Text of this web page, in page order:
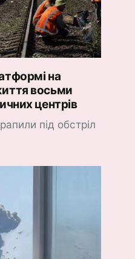
на
восьми
центрів
під обстріл